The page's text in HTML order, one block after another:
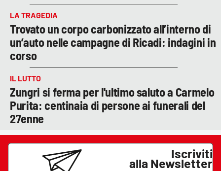
LA TRAGEDIA
Trovato un corpo carbonizzato all’interno di
un’auto nelle campagne di Ricadi: indagini in
corso
IL LUTTO
Zungri si ferma per l'ultimo saluto a Carmelo
Purita: centinaia di persone ai funerali del
27enne
Iscriviti
alla Newsletter